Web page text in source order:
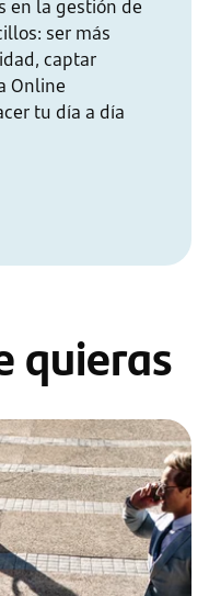
en la gestión de
ser más
captar
Online
tu día a día
quieras